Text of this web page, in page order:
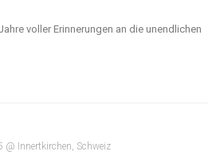
voller Erinnerungen an die unendlichen
Innertkirchen, Schweiz